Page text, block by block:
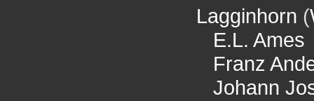
Lagginhorn (
E.L. Ames
Franz
Johann